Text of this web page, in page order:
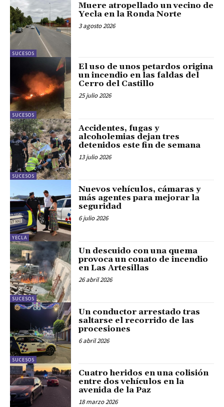
SUCESOS
Muere atropellado un vecino de
Yecla en la Ronda Norte
3 agosto 2026
SUCESOS
El uso de unos petardos origina
un incendio en las faldas del
Cerro del Castillo
25 julio 2026
SUCESOS
Accidentes, fugas y
alcoholemias dejan tres
detenidos este fin de semana
13 julio 2026
YECLA
Nuevos vehículos, cámaras y
más agentes para mejorar la
seguridad
6 julio 2026
SUCESOS
Un descuido con una quema
provoca un conato de incendio
en Las Artesillas
26 abril 2026
SUCESOS
Un conductor arrestado tras
saltarse el recorrido de las
procesiones
6 abril 2026
Cuatro heridos en una colisión
entre dos vehículos en la
avenida de la Paz
18 marzo 2026